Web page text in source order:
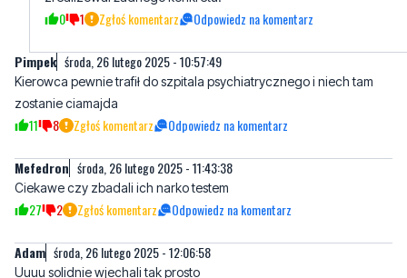
Kierowca pewnie trafił do szpitala psychiatrycznego i niech tam
11 8 Zgłoś komentarz Odpowiedz na komentarz
Mefedron środa, 26 lutego 2025 - 11:43:38
Ciekawe czy zbadali ich narko testem
Adam środa, 26 lutego 2025 - 12:06:58
Uuuu solidnie wjechali tak prosto
Kaziu p. środa, 26 lutego 2025 - 12:08:30